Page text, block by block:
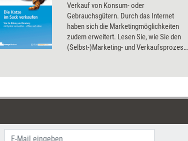
Verkauf von Konsum- oder
Gebrauchsgütern. Durch das Internet
haben sich die Marketingmöglichkeiten
zudem erweitert. Lesen Sie, wie Sie den
(Selbst-)Marketing- und Verkaufsprozess
Sie sich mit System Ihren Markt